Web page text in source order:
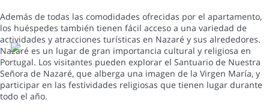
Además de todas las comodidades ofrecidas por el apartamento,
los huéspedes también tienen fácil acceso a una variedad de
actividades y atracciones turísticas en Nazaré y sus alrededores.
Nazaré es un lugar de gran importancia cultural y religiosa en
Portugal. Los visitantes pueden explorar el Santuario de Nuestra
Señora de Nazaré, que alberga una imagen de la Virgen María, y
participar en las festividades religiosas que tienen lugar durante
todo el año.